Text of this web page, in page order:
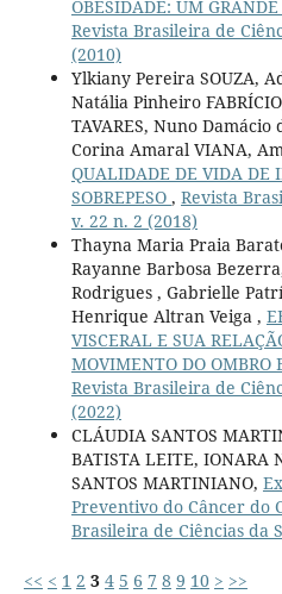
OBESIDADE: UM
Revista Brasileira de
(2010)
Ylkiany Pereira SOUZA,
Natália Pinheiro
TAVARES, Nuno
Corina Amaral VIANA,
QUALIDADE DE VIDA DE
SOBREPESO , Revista
v. 22 n. 2 (2018)
Thayna Maria Praia
Rayanne Barbosa
Rodrigues , Gabrielle
Henrique Altran Veiga ,
VISCERAL E SUA
MOVIMENTO DO OMBRO
Revista Brasileira de
(2022)
CLÁUDIA SANTOS
BATISTA LEITE, IONARA
SANTOS MARTINIANO,
Preventivo do Câncer do
Brasileira de Ciências da
<< < 1 2 3 4 5 6 7 8 9 10 > >>